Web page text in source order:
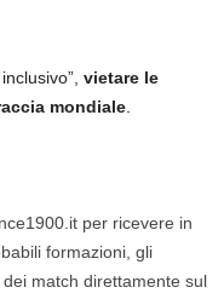
vietare le
mondiale
per ricevere in
formazioni, gli
match direttamente sul